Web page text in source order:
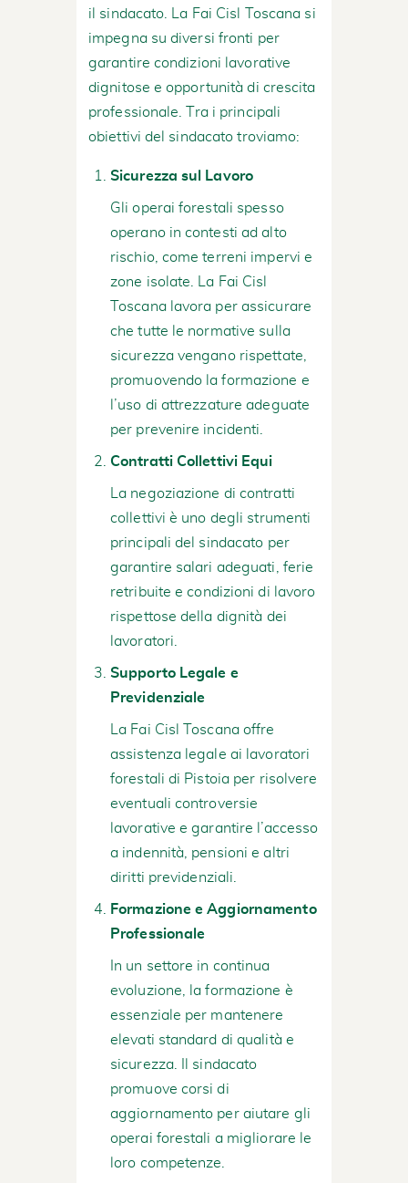
il sindacato. La Fai Cisl Toscana si
impegna su diversi fronti per
garantire condizioni lavorative
dignitose e opportunità di crescita
professionale. Tra i principali
obiettivi del sindacato troviamo:
Sicurezza sul Lavoro
Gli operai forestali spesso
operano in contesti ad alto
rischio, come terreni impervi e
zone isolate. La Fai Cisl
Toscana lavora per assicurare
che tutte le normative sulla
sicurezza vengano rispettate,
promuovendo la formazione e
l’uso di attrezzature adeguate
per prevenire incidenti.
Contratti Collettivi Equi
La negoziazione di contratti
collettivi è uno degli strumenti
principali del sindacato per
garantire salari adeguati, ferie
retribuite e condizioni di lavoro
rispettose della dignità dei
lavoratori.
Supporto Legale e
Previdenziale
La Fai Cisl Toscana offre
assistenza legale ai lavoratori
forestali di Pistoia per risolvere
eventuali controversie
lavorative e garantire l’accesso
a indennità, pensioni e altri
diritti previdenziali.
Formazione e Aggiornamento
Professionale
In un settore in continua
evoluzione, la formazione è
essenziale per mantenere
elevati standard di qualità e
sicurezza. Il sindacato
promuove corsi di
aggiornamento per aiutare gli
operai forestali a migliorare le
loro competenze.